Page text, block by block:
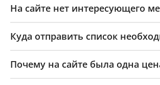
На сайте нет интересующего
Куда отправить список
Почему на сайте была одна